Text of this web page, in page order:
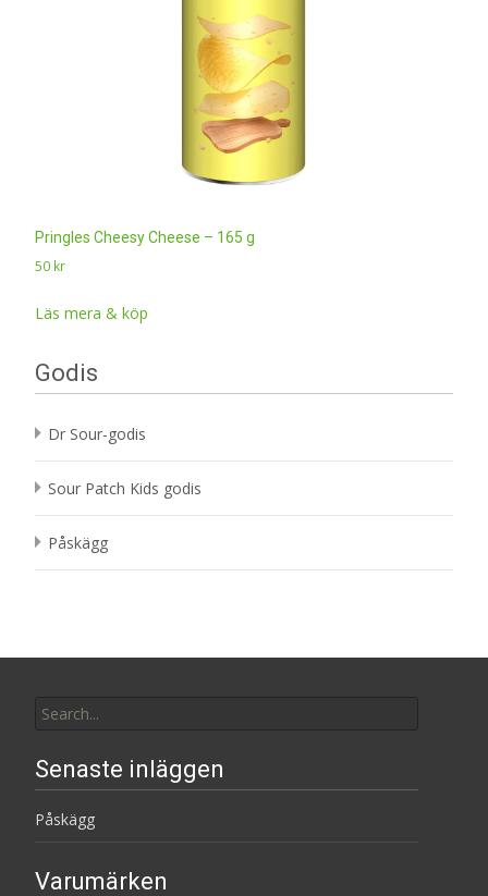
Pringles Cheesy Cheese – 165 g
50 kr
Läs mera & köp
Godis
Dr Sour-godis
Sour Patch Kids godis
Påskägg
for:
Senaste inläggen
Påskägg
Varumärken